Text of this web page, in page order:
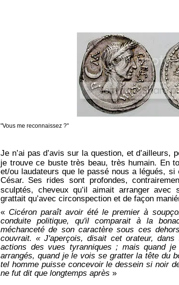
"Vous me reconnaissez ?"
Je n’ai pas d’avis sur la question, et d’ailleurs,
je trouve ce buste très beau, très humain. En
et/ou laudateurs que le passé nous a légués,
César. Ses rides sont profondes,
sculptés, cheveux qu’il aimait arranger avec
grattait qu’avec circonspection et de façon
« Cicéron paraît avoir été le premier à
conduite politique, qu'il comparait à la
méchanceté de son caractère sous ces
couvrait. « J'aperçois, disait cet orateur,
actions des vues tyranniques ; mais quand
arrangés, quand je le vois se gratter la tête du
tel homme puisse concevoir le dessein si noir
ne fut dit que longtemps après »